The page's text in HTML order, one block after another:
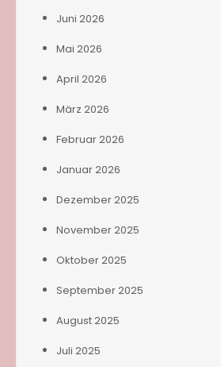
Juni 2026
Mai 2026
April 2026
März 2026
Februar 2026
Januar 2026
Dezember 2025
November 2025
Oktober 2025
September 2025
August 2025
Juli 2025